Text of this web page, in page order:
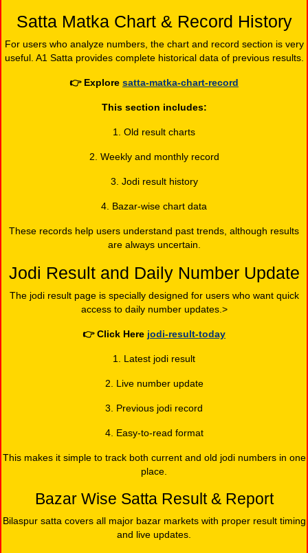
Satta Matka Chart & Record History
For users who analyze numbers, the chart and record section is very
useful. A1 Satta provides complete historical data of previous results.
👉 Explore satta-matka-chart-record
This section includes:
1. Old result charts
2. Weekly and monthly record
3. Jodi result history
4. Bazar-wise chart data
These records help users understand past trends, although results
are always uncertain.
Jodi Result and Daily Number Update
The jodi result page is specially designed for users who want quick
access to daily number updates.>
👉Click Here jodi-result-today
1. Latest jodi result
2. Live number update
3. Previous jodi record
4. Easy-to-read format
This makes it simple to track both current and old jodi numbers in one
place.
Bazar Wise Satta Result & Report
Bilaspur satta covers all major bazar markets with proper result timing
and live updates.